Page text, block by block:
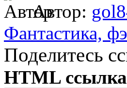
Автор:
Фантастика,
Поделитесь
HTML